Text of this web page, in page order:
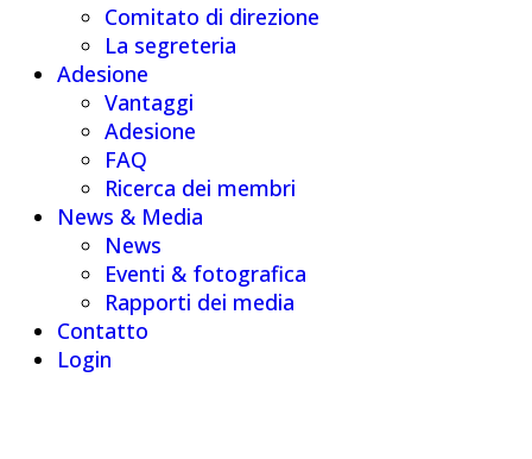
Comitato di direzione
La segreteria
Adesione
Vantaggi
Adesione
FAQ
Ricerca dei membri
News & Media
News
Eventi & fotografica
Rapporti dei media
Contatto
Login